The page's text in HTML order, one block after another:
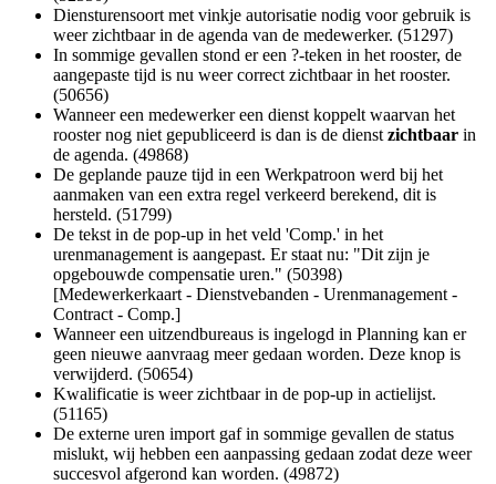
Diensturensoort met vinkje autorisatie nodig voor gebruik is
weer zichtbaar in de agenda van de medewerker. (51297)
In sommige gevallen stond er een ?-teken in het rooster, de
aangepaste tijd is nu weer correct zichtbaar in het rooster.
(50656)
Wanneer een medewerker een dienst koppelt waarvan het
rooster nog niet gepubliceerd is dan is de dienst zichtbaar in
de agenda. (49868)
De geplande pauze tijd in een Werkpatroon werd bij het
aanmaken van een extra regel verkeerd berekend, dit is
hersteld. (51799)
De tekst in de pop-up in het veld 'Comp.' in het
urenmanagement is aangepast. Er staat nu: "Dit zijn je
opgebouwde compensatie uren." (50398)
[Medewerkerkaart - Dienstvebanden - Urenmanagement -
Contract - Comp.]
Wanneer een uitzendbureaus is ingelogd in Planning kan er
geen nieuwe aanvraag meer gedaan worden. Deze knop is
verwijderd. (50654)
Kwalificatie is weer zichtbaar in de pop-up in actielijst.
(51165)
De externe uren import gaf in sommige gevallen de status
mislukt, wij hebben een aanpassing gedaan zodat deze weer
succesvol afgerond kan worden. (49872)